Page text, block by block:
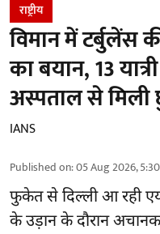
राष्ट्रीय
विमान में टर्बुलेंस
का बयान, 13
अस्पताल से मिली
IANS
Published on:05 Aug 2026,
फुकेत सेदिल्लीआ रही
के उड़ान के दौरान